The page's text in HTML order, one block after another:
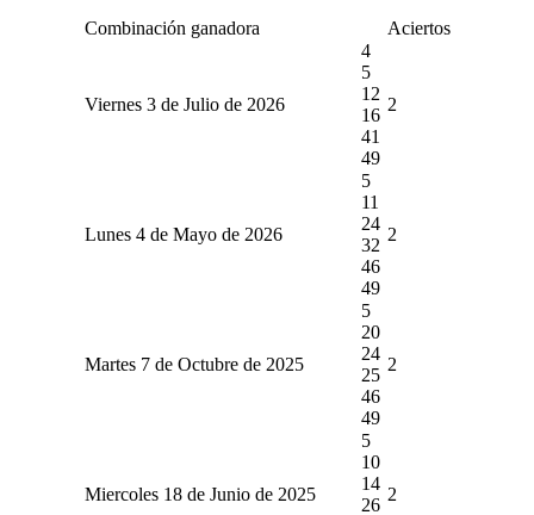
Combinación ganadora Aciertos
Viernes 3 de Julio de 2026
4
5
12
16
41
49
2
Lunes 4 de Mayo de 2026
5
11
24
32
46
49
2
Martes 7 de Octubre de 2025
5
20
24
25
46
49
2
Miercoles 18 de Junio de 2025
5
10
14
26
2